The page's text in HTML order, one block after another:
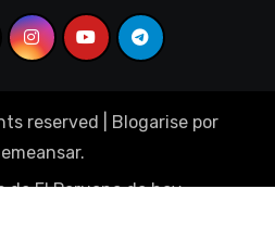
reserved Blogarise por
.
de El Peruano de hoy